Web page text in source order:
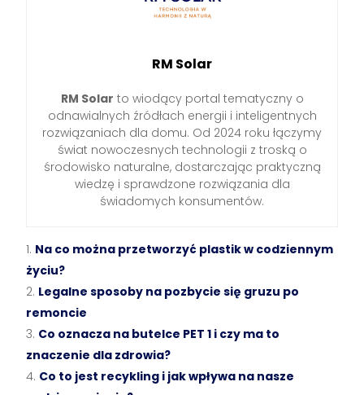
RM Solar
RM Solar to wiodący portal tematyczny o
odnawialnych źródłach energii i inteligentnych
rozwiązaniach dla domu. Od 2024 roku łączymy
świat nowoczesnych technologii z troską o
środowisko naturalne, dostarczając praktyczną
wiedzę i sprawdzone rozwiązania dla
świadomych konsumentów.
Na co można przetworzyć plastik w codziennym
życiu?
Legalne sposoby na pozbycie się gruzu po
remoncie
Co oznacza na butelce PET 1 i czy ma to
znaczenie dla zdrowia?
Co to jest recykling i jak wpływa na nasze